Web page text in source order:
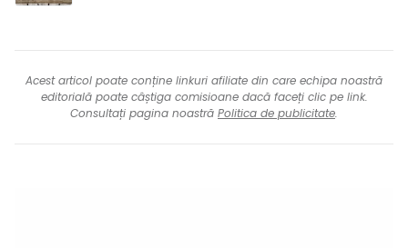
Acest articol poate conține linkuri afiliate din care echipa noastră
editorială poate câștiga comisioane dacă faceți clic pe link.
Consultați pagina noastră Politica de publicitate.